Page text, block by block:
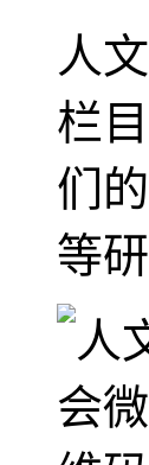
人
栏
们
等